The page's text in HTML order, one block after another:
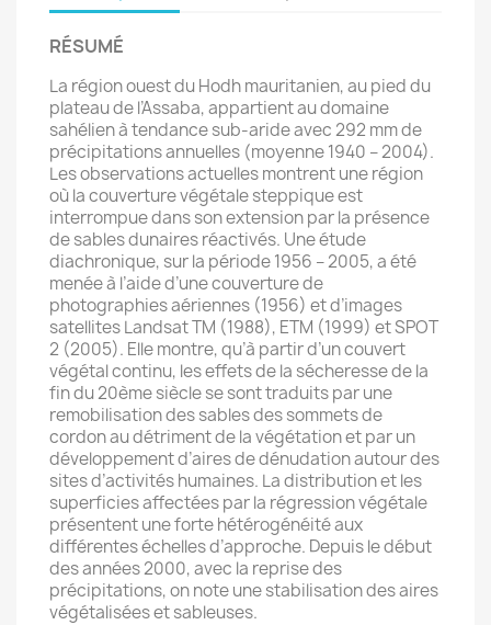
RÉSUMÉ
La région ouest du Hodh mauritanien, au pied du
plateau de l’Assaba, appartient au domaine
sahélien à tendance sub-aride avec 292 mm de
précipitations annuelles (moyenne 1940 – 2004).
Les observations actuelles montrent une région
où la couverture végétale steppique est
interrompue dans son extension par la présence
de sables dunaires réactivés. Une étude
diachronique, sur la période 1956 – 2005, a été
menée à l’aide d’une couverture de
photographies aériennes (1956) et d’images
satellites Landsat TM (1988), ETM (1999) et SPOT
2 (2005). Elle montre, qu’à partir d’un couvert
végétal continu, les effets de la sécheresse de la
fin du 20ème siècle se sont traduits par une
remobilisation des sables des sommets de
cordon au détriment de la végétation et par un
développement d’aires de dénudation autour des
sites d’activités humaines. La distribution et les
superficies affectées par la régression végétale
présentent une forte hétérogénéité aux
différentes échelles d’approche. Depuis le début
des années 2000, avec la reprise des
précipitations, on note une stabilisation des aires
végétalisées et sableuses.